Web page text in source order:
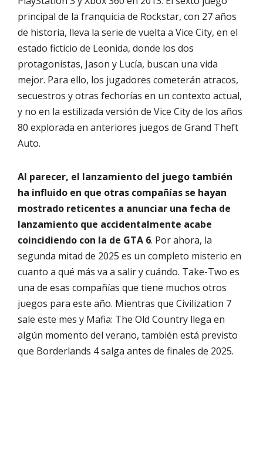
principal de la franquicia de Rockstar, con 27 años
de historia, lleva la serie de vuelta a Vice City, en el
estado ficticio de Leonida, donde los dos
protagonistas, Jason y Lucía, buscan una vida
mejor. Para ello, los jugadores cometerán atracos,
secuestros y otras fechorías en un contexto actual,
y no en la estilizada versión de Vice City de los años
80 explorada en anteriores juegos de Grand Theft
Auto.
Al parecer, el lanzamiento del juego también
ha influido en que otras compañías se hayan
mostrado reticentes a anunciar una fecha de
lanzamiento que accidentalmente acabe
coincidiendo con la de GTA 6. Por ahora, la
segunda mitad de 2025 es un completo misterio en
cuanto a qué más va a salir y cuándo. Take-Two es
una de esas compañías que tiene muchos otros
juegos para este año. Mientras que Civilization 7
sale este mes y Mafia: The Old Country llega en
algún momento del verano, también está previsto
que Borderlands 4 salga antes de finales de 2025.